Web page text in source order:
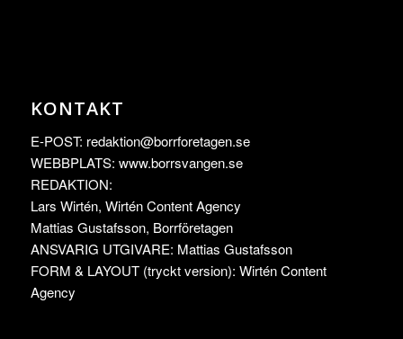
KONTAKT
E-POST: redaktion@borrforetagen.se
WEBBPLATS: www.borrsvangen.se
REDAKTION:
Lars Wirtén, Wirtén Content Agency
Mattias Gustafsson, Borrföretagen
ANSVARIG UTGIVARE: Mattias Gustafsson
FORM & LAYOUT (tryckt version): Wirtén Content
Agency